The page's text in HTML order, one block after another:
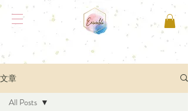
文章
All Posts